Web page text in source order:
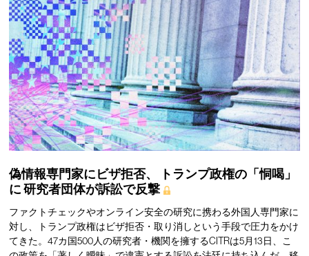
偽情報専門家にビザ拒否、
トランプ政権の「恫喝」
に研究者団体が訴訟で反撃
ファクトチェックやオンライン安全の研究に携わる外国人専門家に
対し、トランプ政権はビザ拒否・取り消しという手段で圧力をかけ
てきた。47カ国500人の研究者・機関を擁するCITRは5月13日、こ